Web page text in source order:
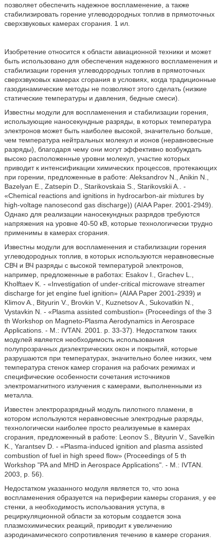
позволяет обеспечить надежное воспламенение, а также
стабилизировать горение углеводородных топлив в прямоточных
сверхзвуковых камерах сгорания. 1 ил.
Изобретение относится к области авиационной техники и может
быть использовано для обеспечения надежного воспламенения и
стабилизации горения углеводородных топлив в прямоточных
сверхзвуковых камерах сгорания в условиях, когда традиционные
газодинамические методы не позволяют этого сделать (низкие
статические температуры и давления, бедные смеси).
Известны модули для воспламенения и стабилизации горения,
использующие наносекундные разряды, в которых температура
электронов может быть наиболее высокой, значительно больше,
чем температура нейтральных молекул и ионов (неравновесные
разряды), благодаря чему они могут эффективно возбуждать
высоко расположенные уровни молекул, участие которых
приводит к интенсификации химических процессов, протекающих
при горении, предложенные в работе: Aleksandrov N., Anikin N.,
Bazelyan E., Zatsepin D., Starikovskaia S., Starikovskii A.. -
«Chemical reactions and ignitions in hydrocarbon-air mixtures by
high-voltage nanosecond gas discharge)) (AIAA Paper. 2001-2949).
Однако для реализации наносекундных разрядов требуются
напряжения на уровне 40-50 кВ, которые технологически трудно
применимы в камерах сгорания.
Известны модули для воспламенения и стабилизации горения
углеводородных топлив, в которых используются неравновесные
СВЧ и ВЧ разряды с высокой температурой электронов,
например, предложенные в работах: Esakov I., Grachev L.,
Kholftaev K. - «Investigation of under-critical microwave streamer
discharge for jet engine fuel ignition» (AIAA Paper 2001-2939) и
Klimov A., Bityurin V., Brovkin V., Kuznetsov A., Sukovatkin N.,
Vystavkin N. - «Plasma assisted combustion» (Proceedings of the 3
th Workshop on Magneto-Plasma Aerodynamics in Aerospace
Applications. - M.: IVTAN. 2001. p. 33-37). Недостатком таких
модулей является необходимость использования
полупрозрачных диэлектрических окон и покрытий, которые
разрушаются при температурах, значительно более низких, чем
температура стенок камер сгорания на рабочих режимах и
специфические особенности сочетания источников
электромагнитного излучения с камерами, выполненными из
металла.
Известен электроразрядный модуль пилотного пламени, в
котором используются неравновесные электродные разряды,
технологически наиболее просто реализуемые в камерах
сгорания, предложенный в работе: Leonov S., Bityurin V., Savelkin
K., Yarantsev D. - «Plasma-induced ignition and plasma assisted
combustion of fuel in high speed flow» (Proceedings of 5 th
Workshop "PA and MHD in Aerospace Applications". - M.: IVTAN.
2003, p. 56).
Недостатком указанного модуля является то, что зона
воспламенения образуется на периферии камеры сгорания, у ее
стенки, а необходимость использования уступа, в
рециркуляционной области за которым создается зона
плазмохимических реакций, приводит к увеличению
аэродинамического сопротивления течению в камере сгорания.